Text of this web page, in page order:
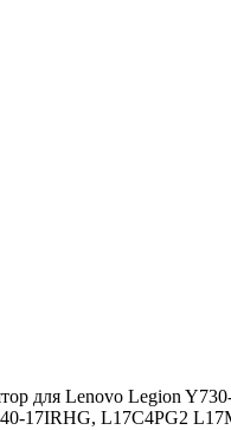
для Lenovo Legion
17IRHG, L17C4PG2